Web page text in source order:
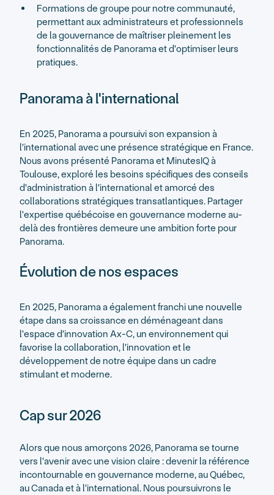
Formations de groupe pour notre communauté,
permettant aux administrateurs et professionnels
de la gouvernance de maîtriser pleinement les
fonctionnalités de Panorama et d'optimiser leurs
pratiques.
Panorama à l'international
En 2025, Panorama a poursuivi son expansion à
l'international avec une présence stratégique en France.
Nous avons présenté Panorama et MinutesIQ à
Toulouse, exploré les besoins spécifiques des conseils
d'administration à l'international et amorcé des
collaborations stratégiques transatlantiques. Partager
l'expertise québécoise en gouvernance moderne au-
delà des frontières demeure une ambition forte pour
Panorama.
Évolution de nos espaces
En 2025, Panorama a également franchi une nouvelle
étape dans sa croissance en déménageant dans
l'espace d'innovation Ax-C, un environnement qui
favorise la collaboration, l'innovation et le
développement de notre équipe dans un cadre
stimulant et moderne.
Cap sur 2026
Alors que nous amorçons 2026, Panorama se tourne
vers l'avenir avec une vision claire : devenir la référence
incontournable en gouvernance moderne, au Québec,
au Canada et à l'international. Nous poursuivrons le